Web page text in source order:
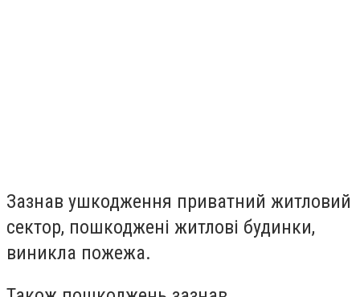
Зазнав ушкодження приватний житловий
сектор, пошкоджені житлові будинки,
виникла пожежа.